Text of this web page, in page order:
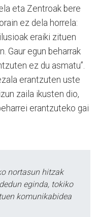
eta Zentroak bere
ez dela horrela:
eraiki zituen
Gaur egun beharrak
ez du asmatu”.
erantzuten uste
zaila ikusten dio,
erantzuteko gai
nortasun hitzak
eginda, tokiko
komunikabidea